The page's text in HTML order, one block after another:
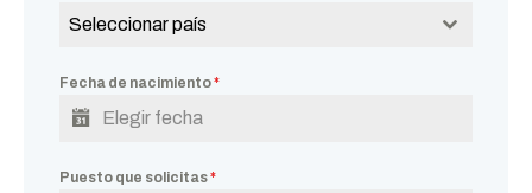
Seleccionar país
Fecha de nacimiento*
Puesto que solicitas*